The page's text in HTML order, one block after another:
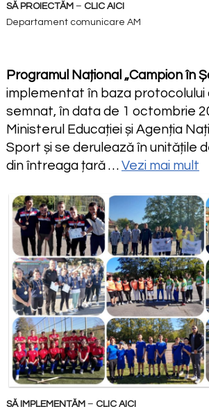
SĂ PROIECTĂM– CLIC AICI
Departament comunicare AM
Programul Național „Campion în
implementat în baza protocolului
semnat, în data de 1 octombrie
Ministerul Educației și Agenția
Sport și se derulează în unitățile
din întreaga țară … Vezi mai mult
SĂ IMPLEMENTĂM– CLIC AICI